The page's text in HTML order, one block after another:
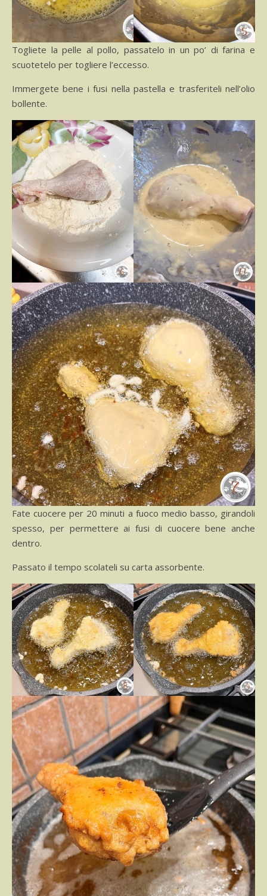
Togliete la pelle al pollo, passatelo in un po’ di farina e
scuotetelo per togliere l’eccesso.
Immergete bene i fusi nella pastella e trasferiteli nell’olio
bollente.
Fate cuocere per 20 minuti a fuoco medio basso, girandoli
spesso, per permettere ai fusi di cuocere bene anche
dentro.
Passato il tempo scolateli su carta assorbente.